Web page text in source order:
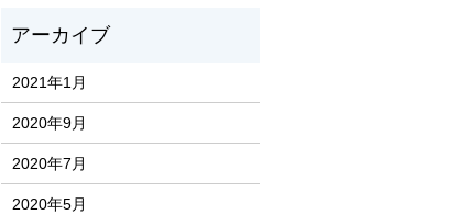
2021年1月
2020年9月
2020年7月
2020年5月